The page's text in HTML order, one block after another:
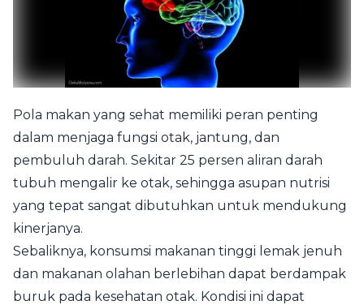
Pola makan yang sehat memiliki peran penting
dalam menjaga fungsi otak, jantung, dan
pembuluh darah. Sekitar 25 persen aliran darah
tubuh mengalir ke otak, sehingga asupan nutrisi
yang tepat sangat dibutuhkan untuk mendukung
kinerjanya.
Sebaliknya, konsumsi makanan tinggi lemak jenuh
dan makanan olahan berlebihan dapat berdampak
buruk pada kesehatan otak. Kondisi ini dapat